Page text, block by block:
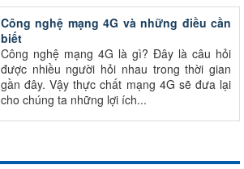
Công nghệ mạng 4G và những điều cần
biết
Công nghệ mạng 4G là gì? Đây là câu hỏi
được nhiều người hỏi nhau trong thời gian
gần đây. Vậy thực chất mạng 4G sẽ đưa lại
cho chúng ta những lợi ích...